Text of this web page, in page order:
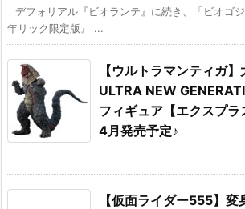
デフォリアル『ビオランテ』に続き、「ビオゴ
年リック限定版』 ...
【ウルトラマンティガ
ULTRA NEW
フィギュア【エクスプ
4月発売予定♪
【仮面ライダー555】